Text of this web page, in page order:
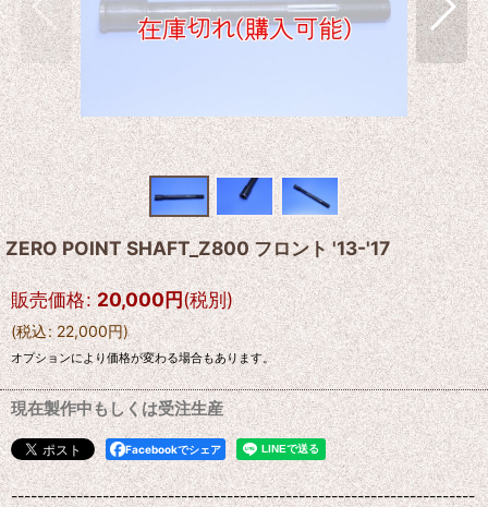
ZERO POINT SHAFT_Z800 フロント '13-'17
販売価格: 20,000円(税別)
(税込: 22,000円)
オプションにより価格が変わる場合もあります。
現在製作中もしくは受注生産
Facebookでシェア
-----------------------------------------------------------------------